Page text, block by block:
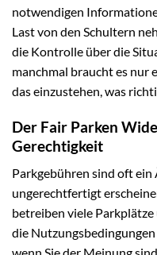
notwendigen
Last von den Schultern
die Kontrolle über die
manchmal braucht es nur
das einzustehen, was
Der Fair Parken
Gerechtigkeit
Parkgebühren sind oft ein
ungerechtfertigt
betreiben viele
die